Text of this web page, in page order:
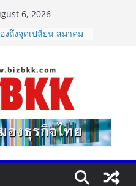
6, 2026
ถึงจุดเปลี่ยน สมาคม
บรายได้
ปิดตัว “Flash Care
มอุ่นใจในการจัดส่ง
บาท ตอบโจทย์
นวัตกรรมยาง EV นำ
และ VOGUE Tire